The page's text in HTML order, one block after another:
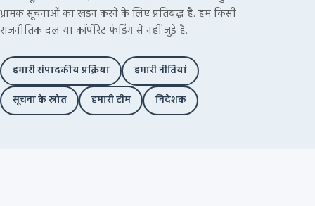
भ्रामक सूचनाओं का खंडन करने के लिए प्रतिबद्ध है. हम किसी
राजनीतिक दल या कॉर्पोरेट फंडिंग से नहीं जुड़े हैं.
हमारी संपादकीय प्रक्रिया
हमारी नीतियां
सूचना के स्रोत
हमारी टीम निदेशक